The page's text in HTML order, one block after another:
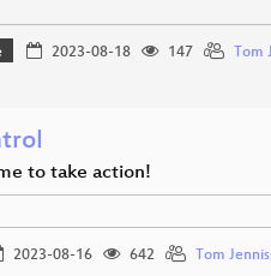
2023-08-18 147 Tom
to take action!
2023-08-16 642 Tom